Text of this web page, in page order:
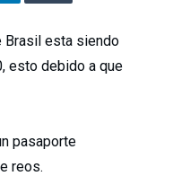
Brasil esta siendo
esto debido a que
pasaporte
reos.